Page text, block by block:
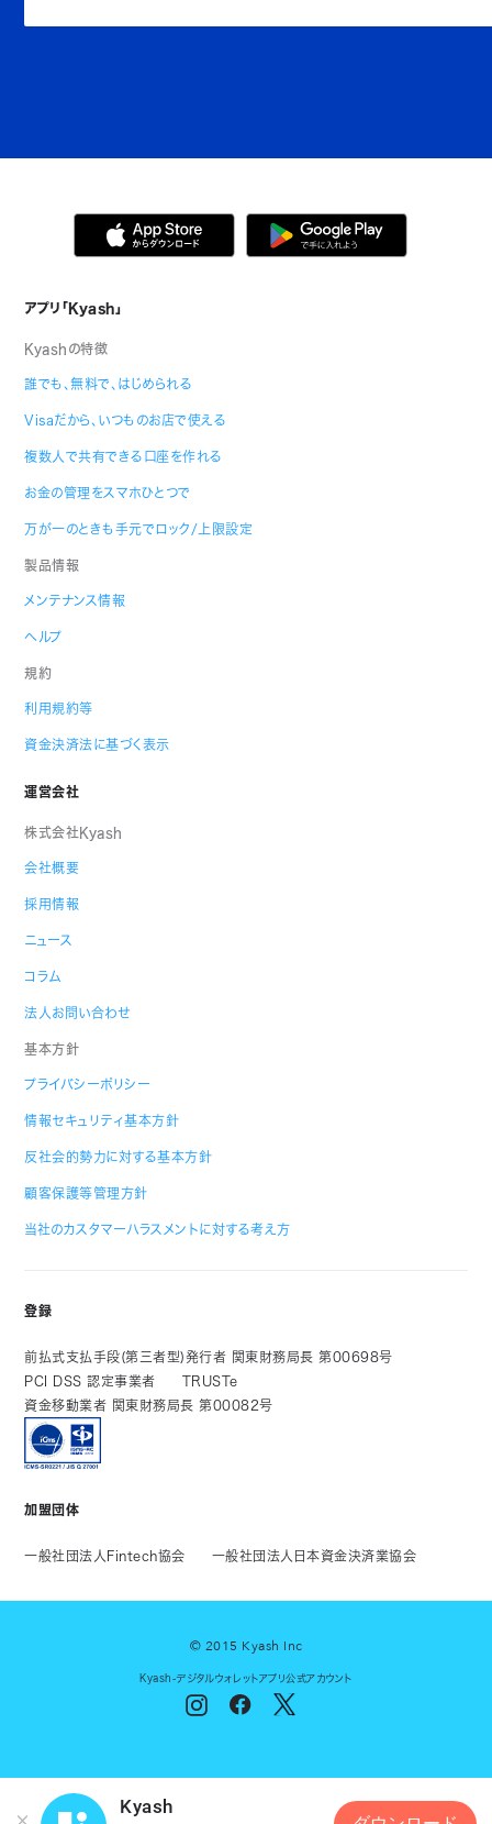
アプリ「Kyash」
Kyashの特徴
誰でも、無料で、はじめられる
Visaだから、いつものお店で使える
複数人で共有できる口座を作れる
お金の管理をスマホひとつで
万が一のときも手元でロック/上限設定
製品情報
メンテナンス情報
ヘルプ
規約
利用規約等
資金決済法に基づく表示
運営会社
株式会社Kyash
会社概要
採用情報
ニュース
コラム
法人お問い合わせ
基本方針
プライバシーポリシー
情報セキュリティ基本方針
反社会的勢力に対する基本方針
顧客保護等管理方針
当社のカスタマーハラスメントに対する考え方
登録
前払式支払手段(第三者型)発行者 関東財務局長 第00698号
PCI DSS 認定事業者
TRUSTe
資金移動業者 関東財務局長 第00082号
加盟団体
一般社団法人Fintech協会 一般社団法人日本資金決済業協会
© 2015 Kyash Inc
Kyash-デジタルウォレットアプリ公式アカウント
Kyash